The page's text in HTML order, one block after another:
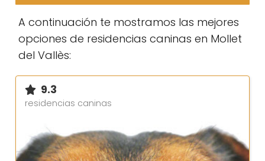
A continuación te mostramos las mejores
opciones de residencias caninas en Mollet
del Vallès:
9.3
residencias caninas